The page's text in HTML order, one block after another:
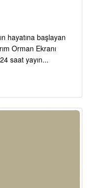
hayatına başlayan
Orman Ekranı
saat yayın...